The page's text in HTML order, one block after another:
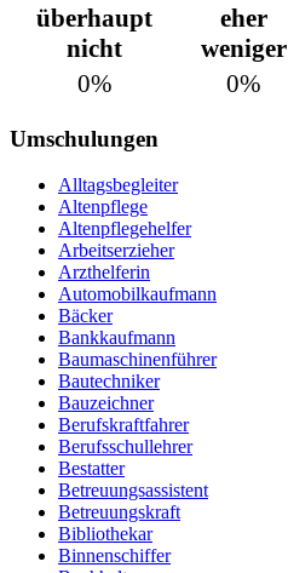
überhaupt
nicht
eher
weniger
0%
0%
Umschulungen
Alltagsbegleiter
Altenpflege
Altenpflegehelfer
Arbeitserzieher
Arzthelferin
Automobilkaufmann
Bäcker
Bankkaufmann
Baumaschinenführer
Bautechniker
Bauzeichner
Berufskraftfahrer
Berufsschullehrer
Bestatter
Betreuungsassistent
Betreuungskraft
Bibliothekar
Binnenschiffer